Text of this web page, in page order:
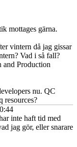
mottages gärna.
vintern då jag gissar
Vad i så fall?
Production
nu. QC
inte haft tid med
jag gör, eller snarare